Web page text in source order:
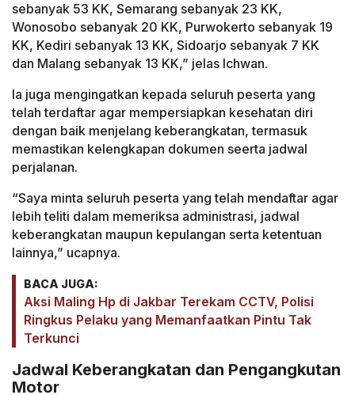
sebanyak 53 KK, Semarang sebanyak 23 KK,
Wonosobo sebanyak 20 KK, Purwokerto sebanyak 19
KK, Kediri sebanyak 13 KK, Sidoarjo sebanyak 7 KK
dan Malang sebanyak 13 KK,” jelas Ichwan.
Ia juga mengingatkan kepada seluruh peserta yang
telah terdaftar agar mempersiapkan kesehatan diri
dengan baik menjelang keberangkatan, termasuk
memastikan kelengkapan dokumen seerta jadwal
perjalanan.
“Saya minta seluruh peserta yang telah mendaftar agar
lebih teliti dalam memeriksa administrasi, jadwal
keberangkatan maupun kepulangan serta ketentuan
lainnya,” ucapnya.
BACA JUGA:
Aksi Maling Hp di Jakbar Terekam CCTV, Polisi
Ringkus Pelaku yang Memanfaatkan Pintu Tak
Terkunci
Jadwal Keberangkatan dan Pengangkutan
Motor